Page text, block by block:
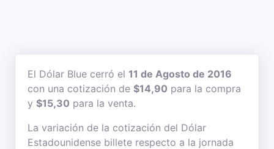
El Dólar Blue cerró el 11 de Agosto de 2016
con una cotización de $14,90 para la compra
y $15,30 para la venta.
La variación de la cotización del Dólar
Estadounidense billete respecto a la jornada